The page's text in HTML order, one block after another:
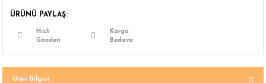
ÜRÜNÜ PAYLAŞ:
Hızlı
Gönderi
Kargo
Bedava
Ürün Bilgisi